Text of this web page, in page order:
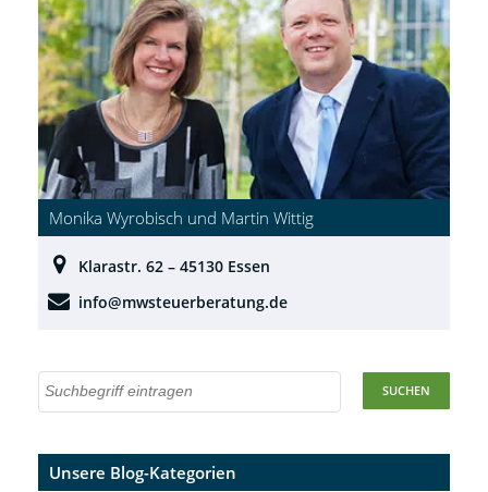
Monika Wyrobisch und Martin Wittig
Klarastr. 62 – 45130 Essen
info@mwsteuerberatung.de
Unsere Blog-Kategorien